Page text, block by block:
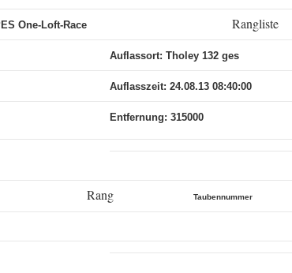
One-Loft-Race Rangliste
Auflassort: Tholey 132 ges
Auflasszeit: 24.08.13 08:40:00
Entfernung: 315000
Rang Taubennummer